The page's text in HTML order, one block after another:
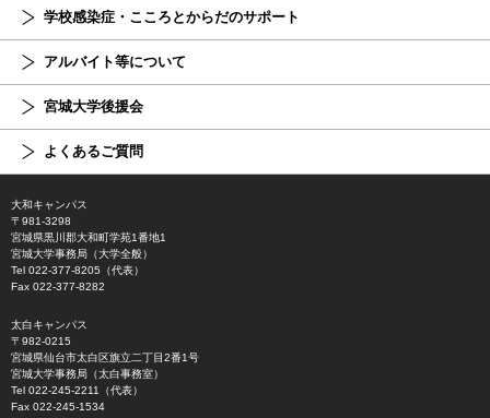
学校感染症・こころとからだのサポート
アルバイト等について
宮城大学後援会
よくあるご質問
大和キャンパス
〒981-3298
宮城県黒川郡大和町学苑1番地1
宮城大学事務局（大学全般）
Tel 022-377-8205（代表）
Fax 022-377-8282
太白キャンパス
〒982-0215
宮城県仙台市太白区旗立二丁目2番1号
宮城大学事務局（太白事務室）
Tel 022-245-2211（代表）
Fax 022-245-1534